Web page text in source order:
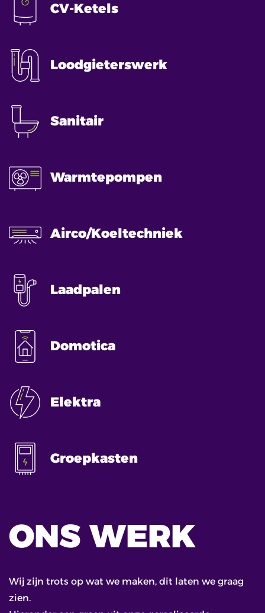
CV-Ketels
Loodgieterswerk
Sanitair
Warmtepompen
Airco/Koeltechniek
Laadpalen
Domotica
Elektra
Groepkasten
ONS WERK
Wij zijn trots op wat we maken, dit laten we graag
zien.